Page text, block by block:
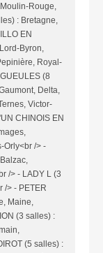
Rouge,
: Bretagne,
EN
Byron,
Royal-
(8
Delta,
Victor-
CHINOIS EN
Orly<br /> -
/> - LADY L (3
/> - PETER
Maine,
(3 salles) :
(5 salles) :